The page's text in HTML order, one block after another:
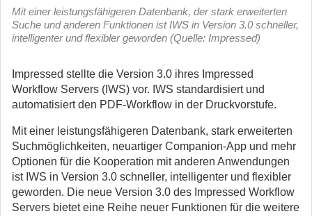
Mit einer leistungsfähigeren Datenbank, der stark erweiterten
Suche und anderen Funktionen ist IWS in Version 3.0 schneller,
intelligenter und flexibler geworden (Quelle: Impressed)
Impressed stellte die Version 3.0 ihres Impressed
Workflow Servers (IWS) vor. IWS standardisiert und
automatisiert den PDF-Workflow in der Druckvorstufe.
Mit einer leistungsfähigeren Datenbank, stark erweiterten
Suchmöglichkeiten, neuartiger Companion-App und mehr
Optionen für die Kooperation mit anderen Anwendungen
ist IWS in Version 3.0 schneller, intelligenter und flexibler
geworden. Die neue Version 3.0 des Impressed Workflow
Servers bietet eine Reihe neuer Funktionen für die weitere